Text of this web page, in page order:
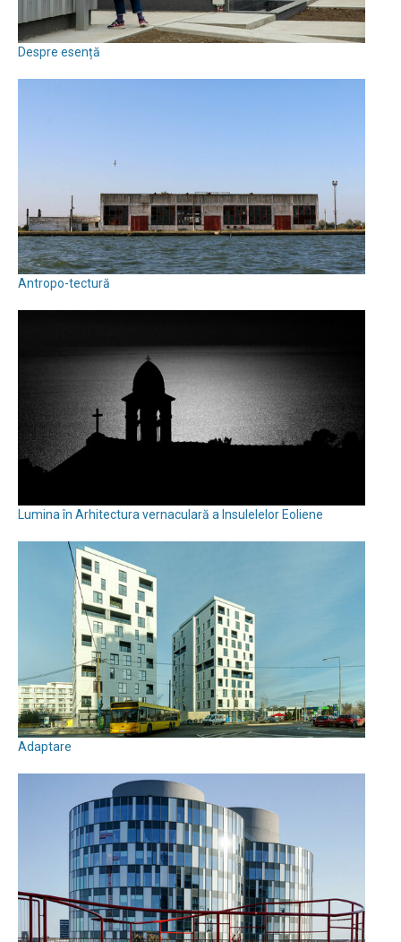
Despre esență
Antropo-tectură
Lumina în Arhitectura vernaculară a Insulelelor Eoliene
Adaptare